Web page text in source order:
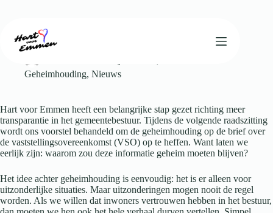
inhoud
Geheimhouding? Tijd voor openheid!
Geheimhouding, Nieuws
Hart voor Emmen heeft een belangrijke stap gezet richting meer
transparantie in het gemeentebestuur. Tijdens de volgende raadszitting
wordt ons voorstel behandeld om de geheimhouding op de brief over
de vaststellingsovereenkomst (VSO) op te heffen. Want laten we
eerlijk zijn: waarom zou deze informatie geheim moeten blijven?
Het idee achter geheimhouding is eenvoudig: het is er alleen voor
uitzonderlijke situaties. Maar uitzonderingen mogen nooit de regel
worden. Als we willen dat inwoners vertrouwen hebben in het bestuur,